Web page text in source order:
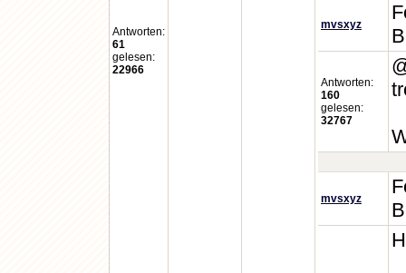
Antworten:
61
gelesen:
22966
mvsxyz
Antworten:
160
gelesen:
32767
mvsxyz